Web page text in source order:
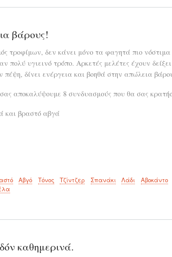
βάρους!
τροφίμων, δεν κάνει μόνο τα φαγητά πιο
πολύ υγιεινό τρόπο. Αρκετές μελέτες έχουν
πέψη, δίνει ενέργεια και βοηθά στην απώλεια
αποκαλύψουμε 8 συνδυασμούς που θα σας
και βραστό αβγά
Αβγό Τόνος Τζίντζερ Σπανάκι Λάδι Αβοκάντο
καθημερινά.